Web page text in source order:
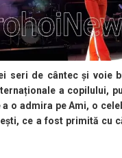
seri de cântec și voie
a copilului,
a o admira pe Ami, o
ce a fost primită cu